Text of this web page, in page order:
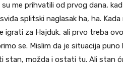
su me prihvatili od prvog dana,
sviđa splitski naglasak ha, ha.
igrati za Hajduk, ali prvo treba
se. Mislim da je situacija
stan, možda i ostati tu. Ali stan